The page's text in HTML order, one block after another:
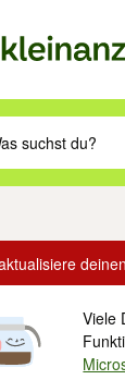
eingeben.
Viele